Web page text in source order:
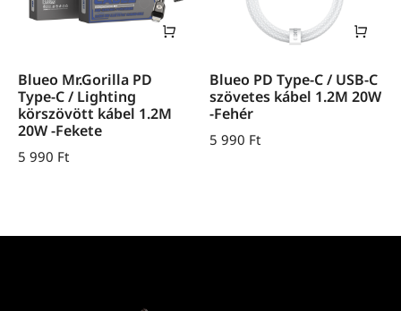
Blueo Mr.Gorilla PD
Type-C / Lighting
körszövött kábel 1.2M
20W -Fekete
5 990 Ft
Blueo PD Type-C / USB-C
szövetes kábel 1.2M 20W
-Fehér
5 990 Ft